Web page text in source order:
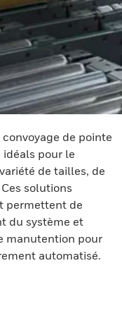
de pointe
pour le
de tailles, de
solutions
permettent de
du système et
manutention pour
automatisé.